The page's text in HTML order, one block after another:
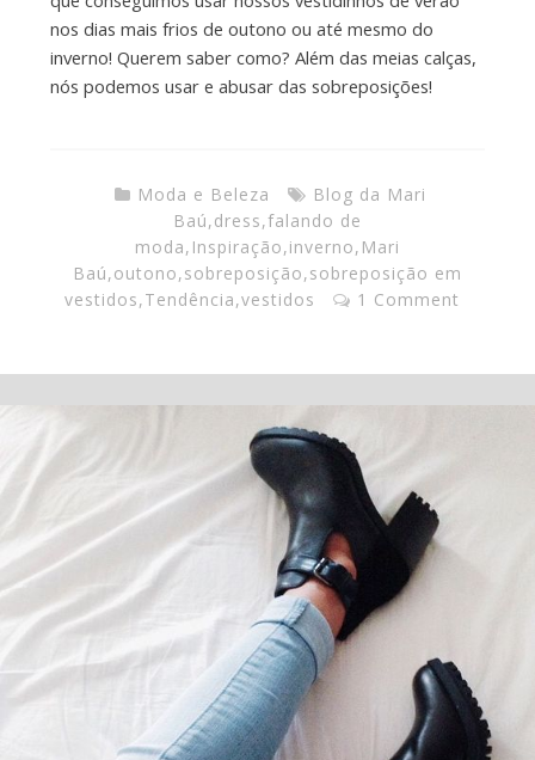
nos dias mais frios de outono ou até mesmo do
inverno! Querem saber como? Além das meias calças,
nós podemos usar e abusar das sobreposições!
Moda e Beleza
Blog da Mari
Baú,dress,falando de
moda, Inspiração,inverno, Mari
Baú,outono,sobreposição,sobreposição em
vestidos,Tendência,vestidos 1 Comment